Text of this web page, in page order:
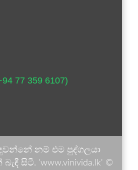
77 359 6107)
නම් එම පුද්ගලයා
සිටී. 'www.vinivida.lk' ©